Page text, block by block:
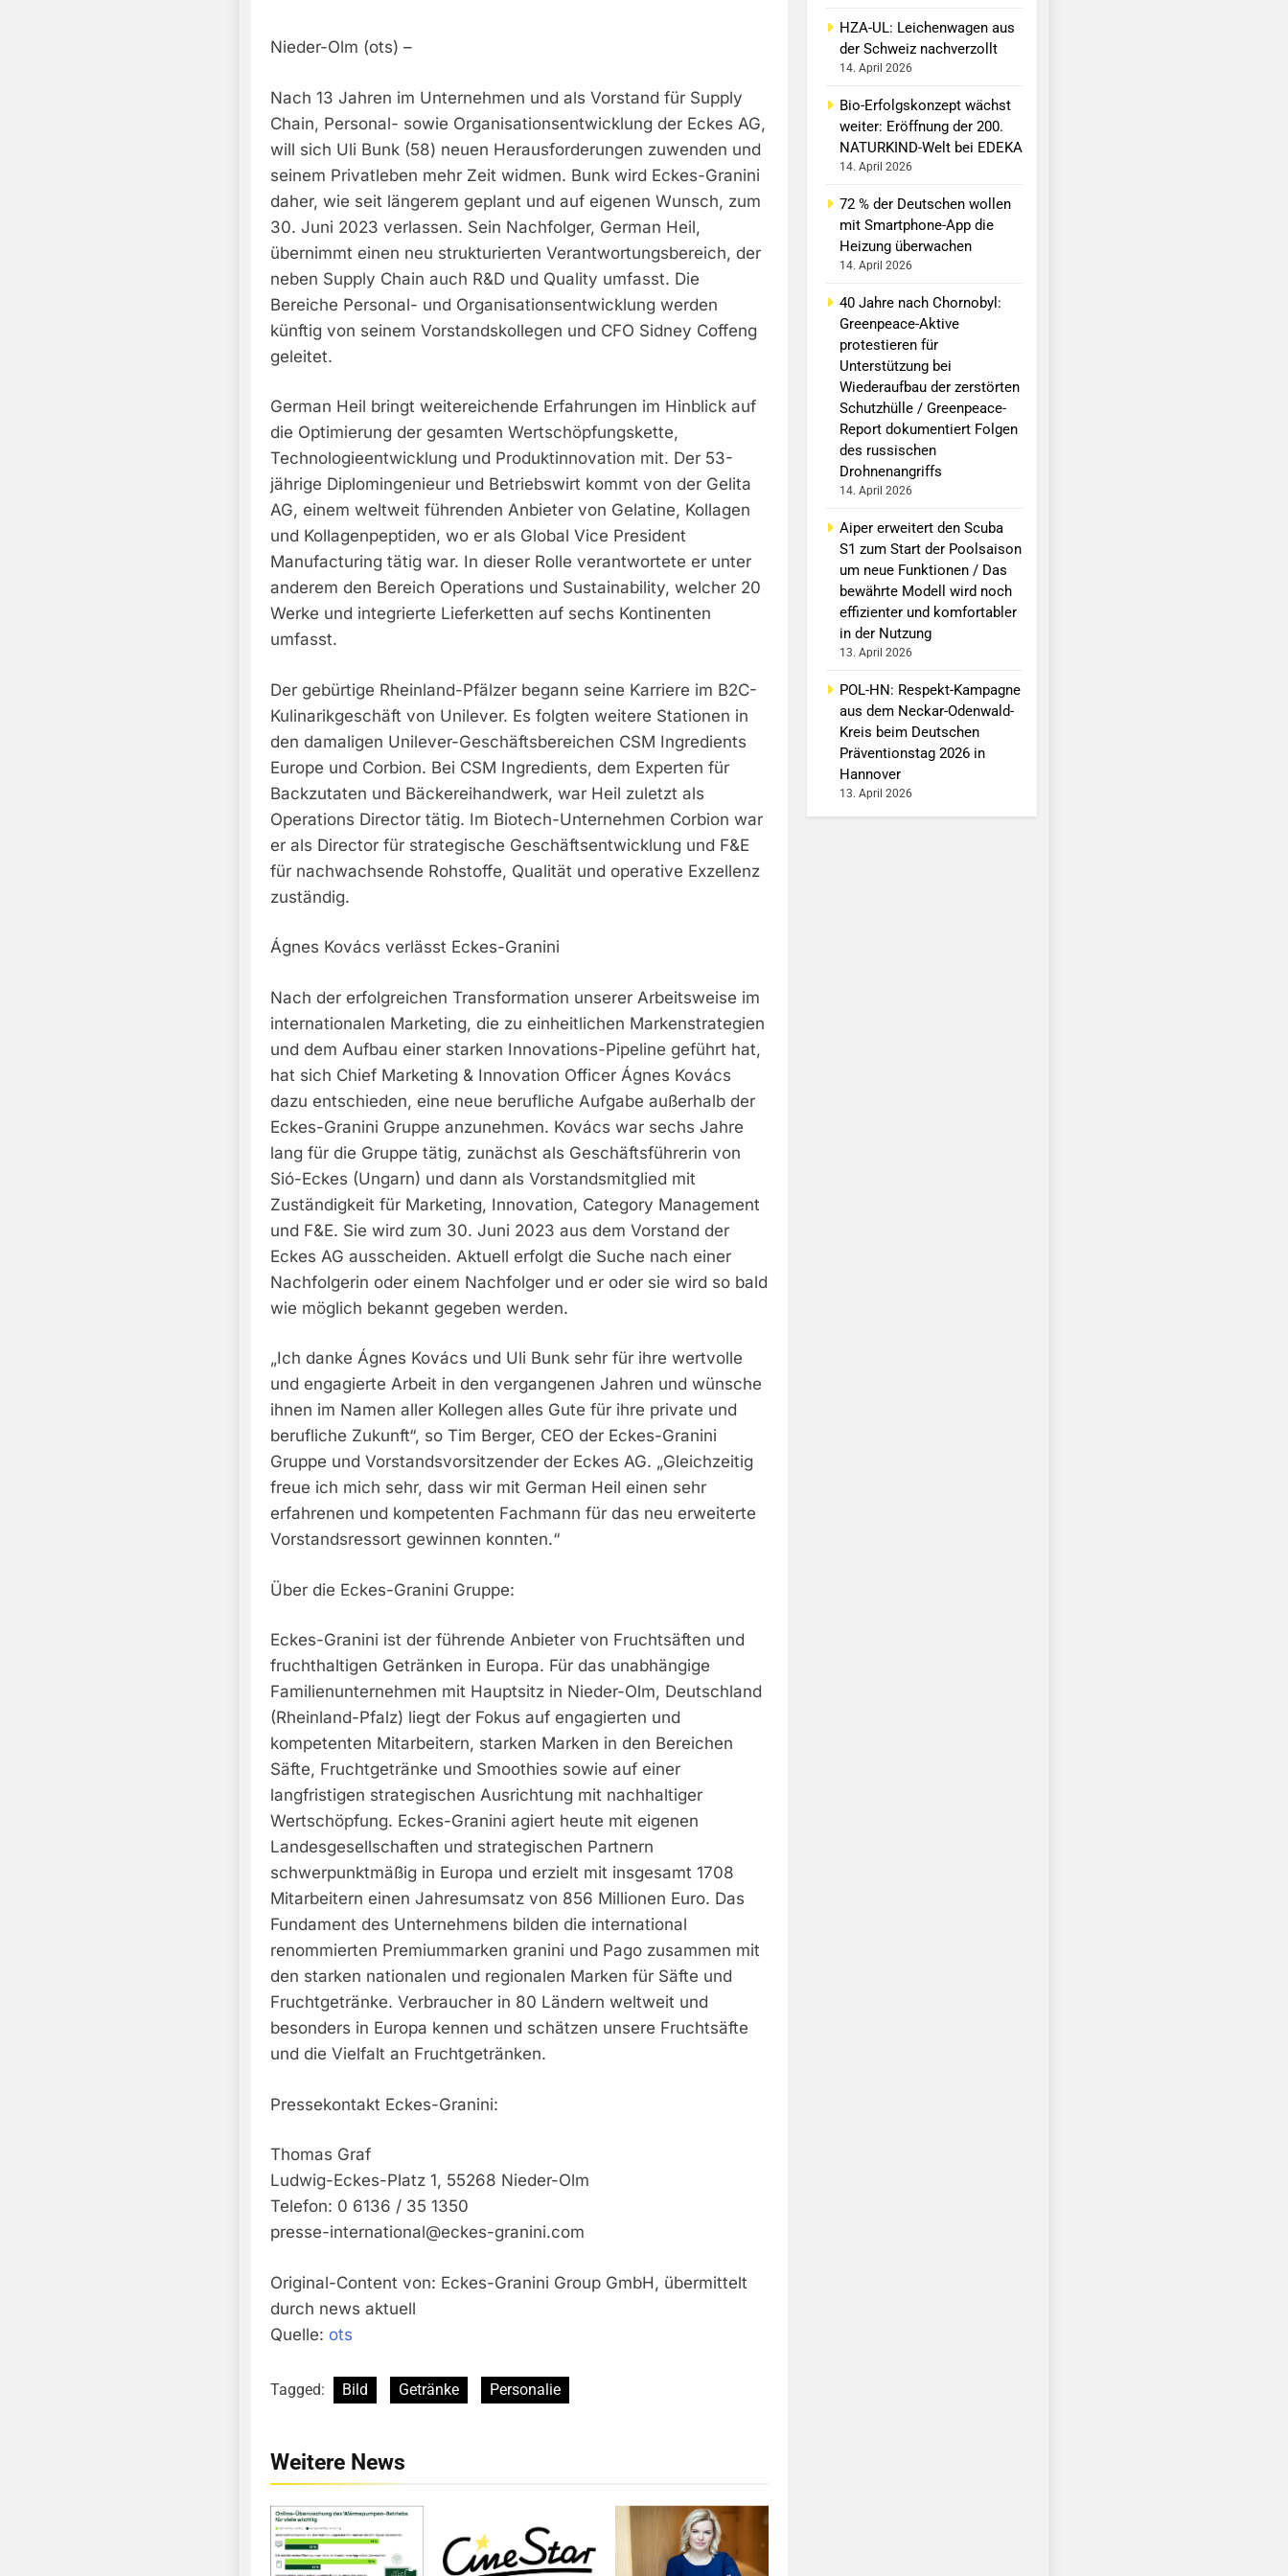
Nieder-Olm (ots) –
Nach 13 Jahren im Unternehmen und als Vorstand für Supply
Chain, Personal- sowie Organisationsentwicklung der Eckes AG,
will sich Uli Bunk (58) neuen Herausforderungen zuwenden und
seinem Privatleben mehr Zeit widmen. Bunk wird Eckes-Granini
daher, wie seit längerem geplant und auf eigenen Wunsch, zum
30. Juni 2023 verlassen. Sein Nachfolger, German Heil,
übernimmt einen neu strukturierten Verantwortungsbereich, der
neben Supply Chain auch R&D und Quality umfasst. Die
Bereiche Personal- und Organisationsentwicklung werden
künftig von seinem Vorstandskollegen und CFO Sidney Coffeng
geleitet.
German Heil bringt weitereichende Erfahrungen im Hinblick auf
die Optimierung der gesamten Wertschöpfungskette,
Technologieentwicklung und Produktinnovation mit. Der 53-
jährige Diplomingenieur und Betriebswirt kommt von der Gelita
AG, einem weltweit führenden Anbieter von Gelatine, Kollagen
und Kollagenpeptiden, wo er als Global Vice President
Manufacturing tätig war. In dieser Rolle verantwortete er unter
anderem den Bereich Operations und Sustainability, welcher 20
Werke und integrierte Lieferketten auf sechs Kontinenten
umfasst.
Der gebürtige Rheinland-Pfälzer begann seine Karriere im B2C-
Kulinarikgeschäft von Unilever. Es folgten weitere Stationen in
den damaligen Unilever-Geschäftsbereichen CSM Ingredients
Europe und Corbion. Bei CSM Ingredients, dem Experten für
Backzutaten und Bäckereihandwerk, war Heil zuletzt als
Operations Director tätig. Im Biotech-Unternehmen Corbion war
er als Director für strategische Geschäftsentwicklung und F&E
für nachwachsende Rohstoffe, Qualität und operative Exzellenz
zuständig.
Ágnes Kovács verlässt Eckes-Granini
Nach der erfolgreichen Transformation unserer Arbeitsweise im
internationalen Marketing, die zu einheitlichen Markenstrategien
und dem Aufbau einer starken Innovations-Pipeline geführt hat,
hat sich Chief Marketing & Innovation Officer Ágnes Kovács
dazu entschieden, eine neue berufliche Aufgabe außerhalb der
Eckes-Granini Gruppe anzunehmen. Kovács war sechs Jahre
lang für die Gruppe tätig, zunächst als Geschäftsführerin von
Sió-Eckes (Ungarn) und dann als Vorstandsmitglied mit
Zuständigkeit für Marketing, Innovation, Category Management
und F&E. Sie wird zum 30. Juni 2023 aus dem Vorstand der
Eckes AG ausscheiden. Aktuell erfolgt die Suche nach einer
Nachfolgerin oder einem Nachfolger und er oder sie wird so bald
wie möglich bekannt gegeben werden.
„Ich danke Ágnes Kovács und Uli Bunk sehr für ihre wertvolle
und engagierte Arbeit in den vergangenen Jahren und wünsche
ihnen im Namen aller Kollegen alles Gute für ihre private und
berufliche Zukunft“, so Tim Berger, CEO der Eckes-Granini
Gruppe und Vorstandsvorsitzender der Eckes AG. „Gleichzeitig
freue ich mich sehr, dass wir mit German Heil einen sehr
erfahrenen und kompetenten Fachmann für das neu erweiterte
Vorstandsressort gewinnen konnten.“
Über die Eckes-Granini Gruppe:
Eckes-Granini ist der führende Anbieter von Fruchtsäften und
fruchthaltigen Getränken in Europa. Für das unabhängige
Familienunternehmen mit Hauptsitz in Nieder-Olm, Deutschland
(Rheinland-Pfalz) liegt der Fokus auf engagierten und
kompetenten Mitarbeitern, starken Marken in den Bereichen
Säfte, Fruchtgetränke und Smoothies sowie auf einer
langfristigen strategischen Ausrichtung mit nachhaltiger
Wertschöpfung. Eckes-Granini agiert heute mit eigenen
Landesgesellschaften und strategischen Partnern
schwerpunktmäßig in Europa und erzielt mit insgesamt 1708
Mitarbeitern einen Jahresumsatz von 856 Millionen Euro. Das
Fundament des Unternehmens bilden die international
renommierten Premiummarken granini und Pago zusammen mit
den starken nationalen und regionalen Marken für Säfte und
Fruchtgetränke. Verbraucher in 80 Ländern weltweit und
besonders in Europa kennen und schätzen unsere Fruchtsäfte
und die Vielfalt an Fruchtgetränken.
Pressekontakt Eckes-Granini:
Thomas Graf
Ludwig-Eckes-Platz 1, 55268 Nieder-Olm
Telefon: 0 6136 / 35 1350
presse-international@eckes-granini.com
Original-Content von: Eckes-Granini Group GmbH, übermittelt
durch news aktuell
Quelle: ots
Tagged: Bild Getränke Personalie
Weitere News
HZA-UL: Leichenwagen aus
der Schweiz nachverzollt
14. April 2026
Bio-Erfolgskonzept wächst
weiter: Eröffnung der 200.
NATURKIND-Welt bei EDEKA
14. April 2026
72 % der Deutschen wollen
mit Smartphone-App die
Heizung überwachen
14. April 2026
40 Jahre nach Chornobyl:
Greenpeace-Aktive
protestieren für
Unterstützung bei
Wiederaufbau der zerstörten
Schutzhülle / Greenpeace-
Report dokumentiert Folgen
des russischen
Drohnenangriffs
14. April 2026
Aiper erweitert den Scuba
S1 zum Start der Poolsaison
um neue Funktionen / Das
bewährte Modell wird noch
effizienter und komfortabler
in der Nutzung
13. April 2026
POL-HN: Respekt-Kampagne
aus dem Neckar-Odenwald-
Kreis beim Deutschen
Präventionstag 2026 in
Hannover
13. April 2026